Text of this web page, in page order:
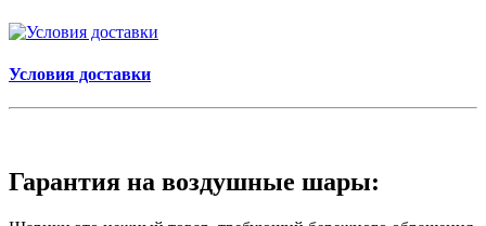
Условия доставки
Гарантия на воздушные шары: